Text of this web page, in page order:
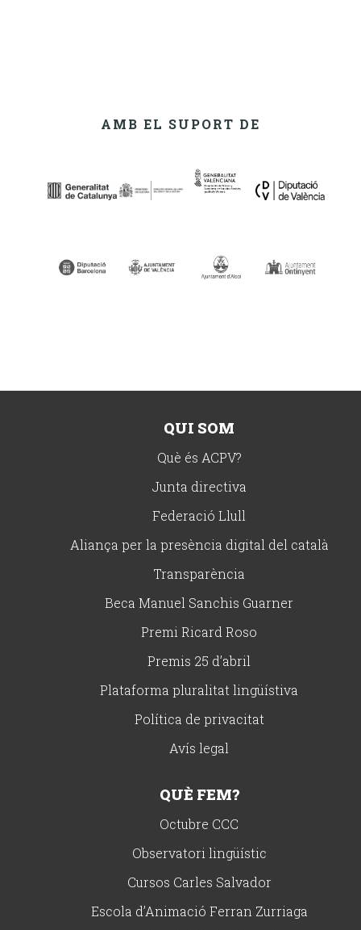
AMB EL SUPORT DE
QUI SOM
Què és ACPV?
Junta directiva
Federació Llull
Aliança per la presència digital del català
Transparència
Beca Manuel Sanchis Guarner
Premi Ricard Roso
Premis 25 d’abril
Plataforma pluralitat lingüístiva
Política de privacitat
Avís legal
QUÈ FEM?
Octubre CCC
Observatori lingüístic
Cursos Carles Salvador
Escola d’Animació Ferran Zurriaga